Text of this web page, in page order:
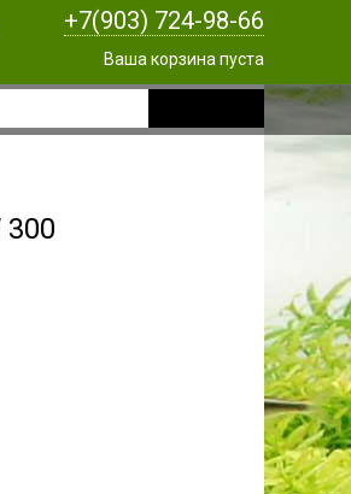
+7(903) 724-98-66
Ваша корзина пуста
300